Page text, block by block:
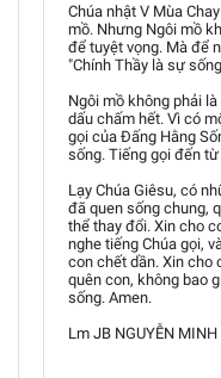
Chúa nhật V Mùa
mồ. Nhưng Ngôi mồ
để tuyệt vọng. Mà để
"Chính Thầy là sự
Ngôi mồ không phải
dấu chấm hết. Vì có
gọi của Đấng Hằng
sống. Tiếng gọi đến
Lạy Chúa Giêsu, có
đã quen sống chung,
thể thay đổi. Xin cho
nghe tiếng Chúa gọi,
con chết dần. Xin cho
quên con, không bao
sống. Amen.
Lm JB NGUYỄN MINH